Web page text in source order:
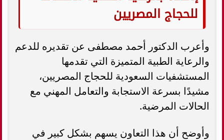
للحجاج المصريين
وأعرب الدكتور أحمد مصطفى عن تقديره للدعم
والرعاية الطبية المتميزة التي تقدمها
المستشفيات السعودية للحجاج المصريين،
مشيدًا بسرعة الاستجابة والتعامل المهني مع
الحالات المرضية.
وأوضح أن هذا التعاون يسهم بشكل كبير في